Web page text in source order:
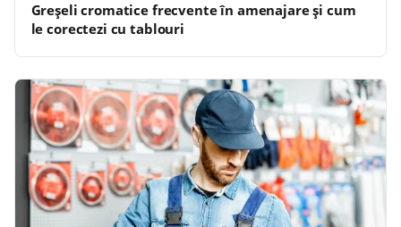
Greșeli cromatice frecvente în amenajare și cum
le corectezi cu tablouri